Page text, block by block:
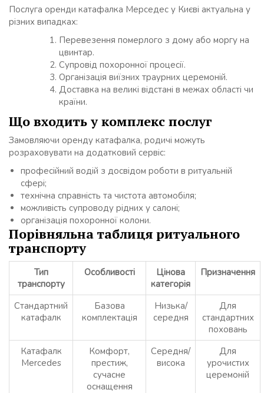
Послуга оренди катафалка Мерседес у Києві актуальна у
різних випадках:
Перевезення померлого з дому або моргу на
цвинтар.
Супровід похоронної процесії.
Організація виїзних траурних церемоній.
Доставка на великі відстані в межах області чи
країни.
Що входить у комплекс послуг
Замовляючи оренду катафалка, родичі можуть
розраховувати на додатковий сервіс:
професійний водій з досвідом роботи в ритуальній
сфері;
технічна справність та чистота автомобіля;
можливість супроводу рідних у салоні;
організація похоронної колони.
Порівняльна таблиця ритуального
транспорту
Тип
транспорту
Особливості
Цінова
категорія
Призначення
Стандартний
катафалк
Базова
комплектація
Низька/
середня
Для
стандартних
поховань
Катафалк
Mercedes
Комфорт,
престиж,
сучасне
оснащення
Середня/
висока
Для
урочистих
церемоній